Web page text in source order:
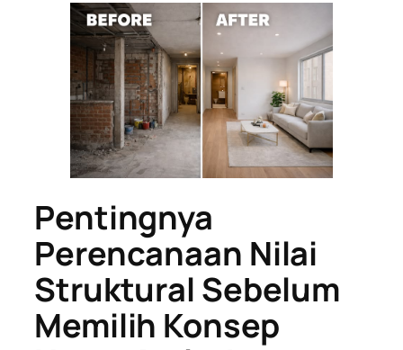
Pentingnya
Perencanaan Nilai
Struktural Sebelum
Memilih Konsep